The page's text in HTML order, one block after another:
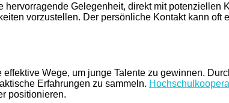
Gelegenheit, direkt mit
vorzustellen. Der persönliche Kontakt kann
Wege, um junge Talente zu gewinnen.
Erfahrungen zu sammeln.
positionieren.